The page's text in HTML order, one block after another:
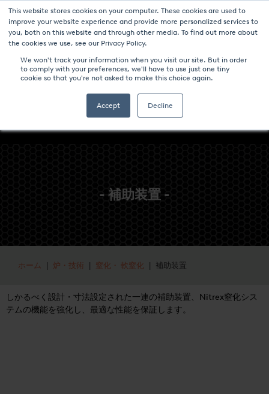
This website stores cookies on your computer. These cookies are used to
improve your website experience and provide more personalized services to
you, both on this website and through other media. To find out more about
the cookies we use, see our Privacy Policy.
We won't track your information when you visit our site. But in order
to comply with your preferences, we'll have to use just one tiny
cookie so that you're not asked to make this choice again.
Accept Decline
パンフレットのダウンロード-炉と技術キャリア
コンタクト
- 補助装置 -
ホーム 炉・技術 窒化・ 軟窒化 | 補助装置
しかるべく設計・寸法設定された一連の補助装置、Nitrex窒化シス
テムの機能を強化し、最適な性能を保証します。